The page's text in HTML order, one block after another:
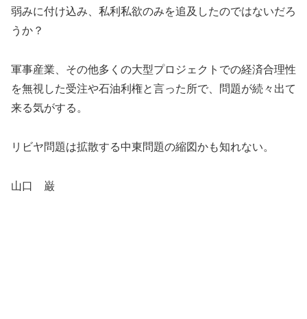
弱みに付け込み、私利私欲のみを追及したのではないだろ
うか？
軍事産業、その他多くの大型プロジェクトでの経済合理性
を無視した受注や石油利権と言った所で、問題が続々出て
来る気がする。
リビヤ問題は拡散する中東問題の縮図かも知れない。
山口 巌